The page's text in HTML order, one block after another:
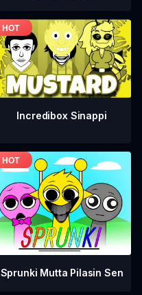
Incredibox Sinappi
Sprunki Mutta Pilasin Sen